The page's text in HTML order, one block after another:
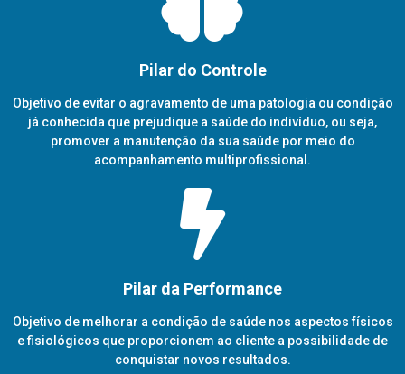
Pilar do Controle
Objetivo de evitar o agravamento de uma patologia ou condição
já conhecida que prejudique a saúde do indivíduo, ou seja,
promover a manutenção da sua saúde por meio do
acompanhamento multiprofissional.
Pilar da Performance
Objetivo de melhorar a condição de saúde nos aspectos físicos
e fisiológicos que proporcionem ao cliente a possibilidade de
conquistar novos resultados.